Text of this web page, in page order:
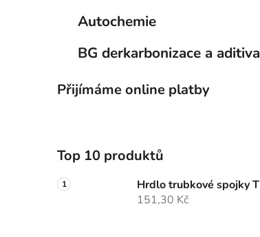
Autochemie
BG derkarbonizace a aditiva
Přijímáme online platby
Top 10 produktů
Hrdlo trubkové spojky T
151,30 Kč